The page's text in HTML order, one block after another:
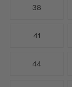
38
41
44